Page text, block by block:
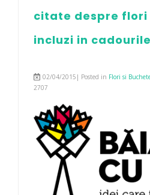
citate despre flori
incluzi in
02/04/2015| Posted in Flori si
2707